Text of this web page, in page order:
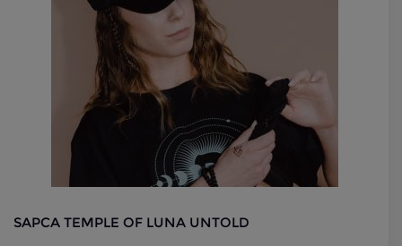
SAPCA TEMPLE OF LUNA UNTOLD